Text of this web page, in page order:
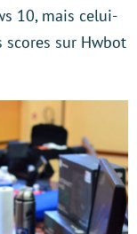
10, mais celui-
scores sur Hwbot